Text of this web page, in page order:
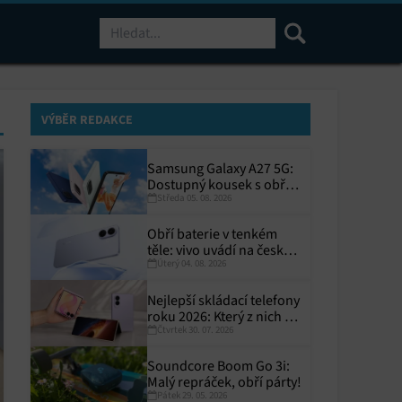
VÝBĚR REDAKCE
Samsung Galaxy A27 5G:
Dostupný kousek s obřím
displejem
Středa 05. 08. 2026
Obří baterie v tenkém
těle: vivo uvádí na český
trh V70 Lite 5G
Úterý 04. 08. 2026
Nejlepší skládací telefony
roku 2026: Který z nich si
zaslouží místo ve vaší
Čtvrtek 30. 07. 2026
Soundcore Boom Go 3i:
Malý repráček, obří párty!
Pátek 29. 05. 2026